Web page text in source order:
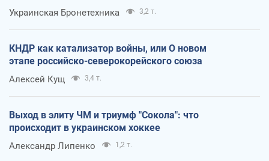
Украинская Бронетехника 3,2 т.
КНДР как катализатор войны, или О новом
этапе российско-северокорейского союза
Алексей Кущ 3,4 т.
Выход в элиту ЧМ и триумф "Сокола": что
происходит в украинском хоккее
Александр Липенко 1,2 т.